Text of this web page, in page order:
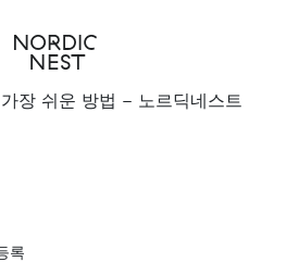
장 쉬운 방법 - 노르딕네스트
록